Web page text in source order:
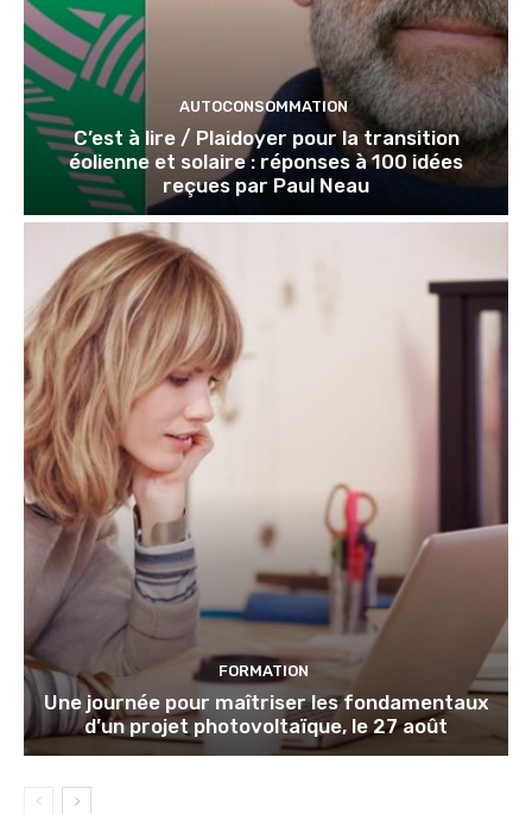
AUTOCONSOMMATION
C’est à lire / Plaidoyer pour la transition
éolienne et solaire : réponses à 100 idées
reçues par Paul Neau
FORMATION
Une journée pour maîtriser les fondamentaux
d’un projet photovoltaïque, le 27 août